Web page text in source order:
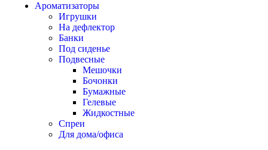
Ароматизаторы
Игрушки
На дефлектор
Банки
Под сиденье
Подвесные
Мешочки
Бочонки
Бумажные
Гелевые
Жидкостные
Спреи
Для дома/офиса